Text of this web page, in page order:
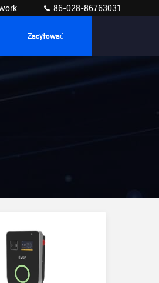
86-028-86763031
Zacytować